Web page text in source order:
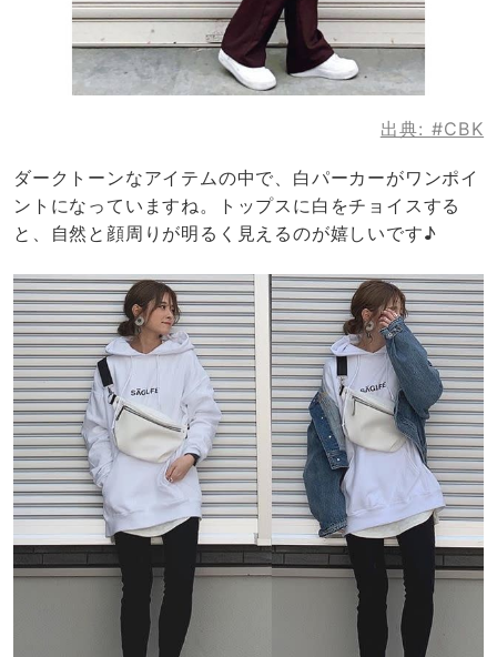
出典: #CBK
ダークトーンなアイテムの中で、白パーカーがワンポイ
ントになっていますね。トップスに白をチョイスする
と、自然と顔周りが明るく見えるのが嬉しいです♪